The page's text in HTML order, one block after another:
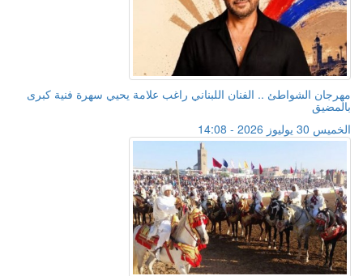
مهرجان الشواطئ .. الفنان اللبناني راغب علامة يحيي سهرة فنية كبرى
بالمضيق
الخميس 30 يوليوز 2026 - 14:08